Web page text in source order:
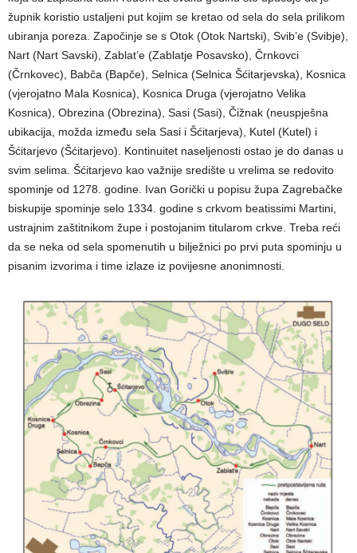
župnik koristio ustaljeni put kojim se kretao od sela do sela prilikom
ubiranja poreza. Započinje se s Otok (Otok Nartski), Svib’e (Svibje),
Nart (Nart Savski), Zablat’e (Zablatje Posavsko), Črnkovci
(Črnkovec), Babča (Bapče), Selnica (Selnica Šćitarjevska), Kosnica
(vjerojatno Mala Kosnica), Kosnica Druga (vjerojatno Velika
Kosnica), Obrezina (Obrezina), Sasi (Sasi), Čižnak (neuspješna
ubikacija, možda između sela Sasi i Šćitarjeva), Kutel (Kutel) i
Šćitarjevo (Šćitarjevo). Kontinuitet naseljenosti ostao je do danas u
svim selima. Šćitarjevo kao važnije središte u vrelima se redovito
spominje od 1278. godine. Ivan Gorički u popisu župa Zagrebačke
biskupije spominje selo 1334. godine s crkvom beatissimi Martini,
ustrajnim zaštitnikom župe i postojanim titularom crkve. Treba reći
da se neka od sela spomenutih u bilježnici po prvi puta spominju u
pisanim izvorima i time izlaze iz povijesne anonimnosti.